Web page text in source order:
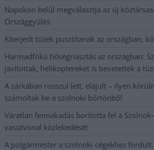
Napokon belül megválasztja az új
Országgyűlés
Kiterjedt tüzek pusztítanak az országban,
Harmadfokú hőségriasztás az országban:
javítottak, helikoptereket is bevetettek a
A zárkában rosszul lett, elájult – ilyen
számoltak be a szolnoki börtönből
Váratlan fennakadás borította fel a
vasútvonal közlekedését
A polgármester a szolnoki cégekhez